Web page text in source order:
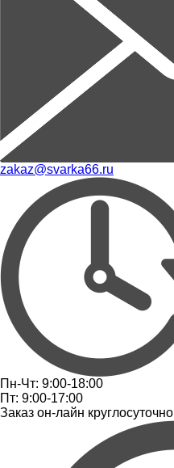
zakaz@svarka66.ru
Пн-Чт: 9:00-18:00
Пт: 9:00-17:00
Заказ он-лайн круглосуточно